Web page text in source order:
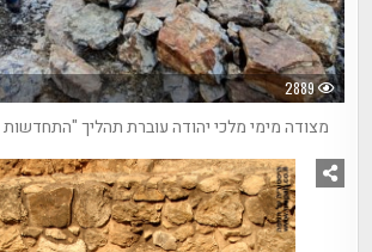
2889
מצודה מימי מלכי יהודה עוברת תהליך "התחדשות